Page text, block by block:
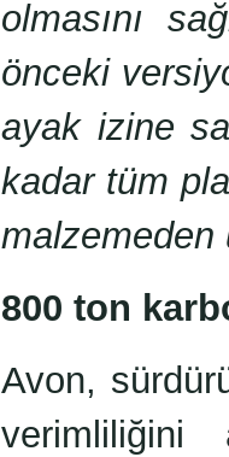
olmasını
önceki
ayak izine
kadar tüm
malzemeden
800 ton
Avon,
verimliliğini